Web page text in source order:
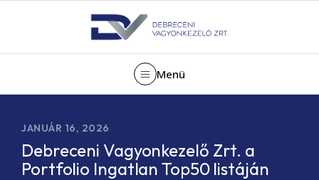
Menü
JANUÁR 16, 2026
Debreceni Vagyonkezelő Zrt. a
Portfolio Ingatlan Top50 listáján